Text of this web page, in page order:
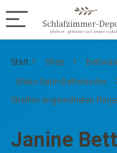
Start Shop
Mako-Satin-Bettwäsche
Streifen angeordneten
Janine